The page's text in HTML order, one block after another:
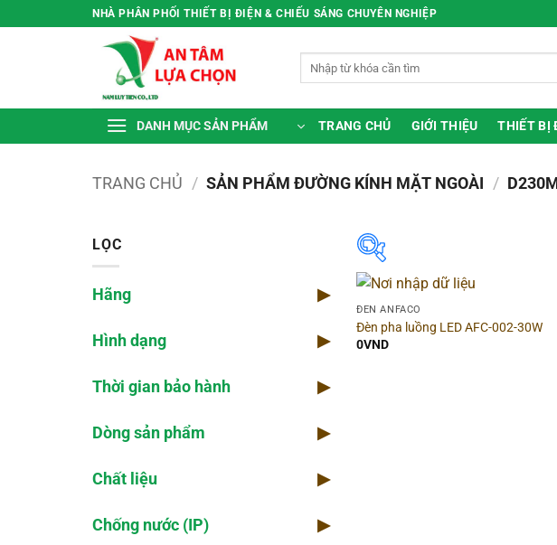
qua
NHÀ PHÂN PHỐI THIẾT BỊ ĐIỆN & CHIẾU SÁNG CHUYÊN NGHIỆP
DANH MỤC SẢN PHẨM TRANG CHỦ GIỚI THIỆU THIẾT BỊ
TRANG CHỦ / SẢN PHẨM ĐƯỜNG KÍNH MẶT NGOÀI /
LỌC
Hãng ▶
Hình dạng ▶
Thời gian bảo hành ▶
Dòng sản phẩm ▶
Chất liệu ▶
Chống nước (IP) ▶
Dòng sản phẩm
ĐÈN ANFACO
Đèn pha luồng LED AFC-002-30W
0VND